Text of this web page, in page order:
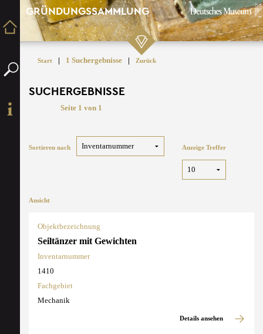
GRÜNDUNGSSAMMLUNG
Start | 1 Suchergebnisse | Zurück
SUCHERGEBNISSE
Seite 1 von 1
Sortieren nach Anzeige Treffer
Ansicht
Objektbezeichnung
Seiltänzer mit Gewichten
Inventarnummer
1410
Fachgebiet
Mechanik
Details ansehen